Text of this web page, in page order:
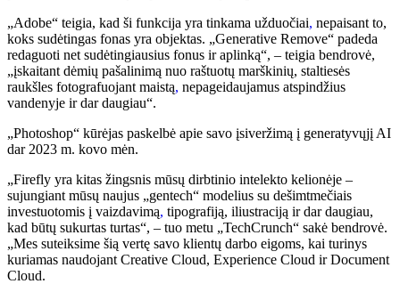
„Adobe“ teigia, kad ši funkcija yra tinkama užduočiai, nepaisant to,
koks sudėtingas fonas yra objektas. „Generative Remove“ padeda
redaguoti net sudėtingiausius fonus ir aplinką“, – teigia bendrovė,
„įskaitant dėmių pašalinimą nuo raštuotų marškinių, staltiesės
raukšles fotografuojant maistą, nepageidaujamus atspindžius
vandenyje ir dar daugiau“.
„Photoshop“ kūrėjas paskelbė apie savo įsiveržimą į generatyvųjį AI
dar 2023 m. kovo mėn.
„Firefly yra kitas žingsnis mūsų dirbtinio intelekto kelionėje –
sujungiant mūsų naujus „gentech“ modelius su dešimtmečiais
investuotomis į vaizdavimą, tipografiją, iliustraciją ir dar daugiau,
kad būtų sukurtas turtas“, – tuo metu „TechCrunch“ sakė bendrovė.
„Mes suteiksime šią vertę savo klientų darbo eigoms, kai turinys
kuriamas naudojant Creative Cloud, Experience Cloud ir Document
Cloud.